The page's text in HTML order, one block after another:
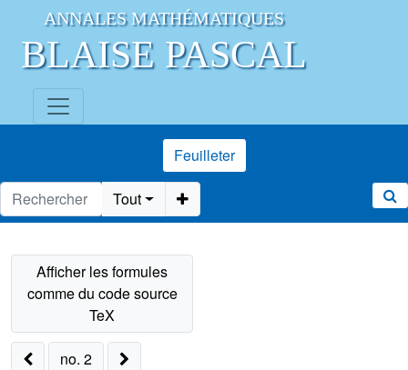
ANNALES MATHÉMATIQUES
BLAISE PASCAL
Feuilleter
Tout
no. 2